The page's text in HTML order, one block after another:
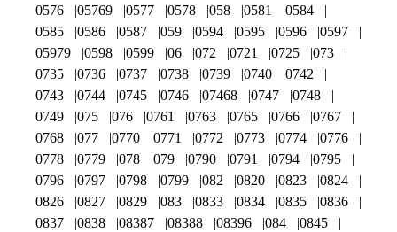
0576
05769 0577 0578 058 0581
0584
0585
0586 0587 059 0594 0595 0596
0597
05979
0598 0599 06 072 0721 0725
073
0735
0736 0737 0738 0739 0740
0742
0743
0744 0745 0746 07468 0747
0748
0749
075 076 0761 0763 0765 0766
0767
0768
077 0770 0771 0772 0773 0774
0776
0778
0779 078 079 0790 0791 0794
0795
0796
0797 0798 0799 082 0820 0823
0824
0826
0827 0829 083 0833 0834 0835
0836
0837
0838 08387 08388 08396 084
0845